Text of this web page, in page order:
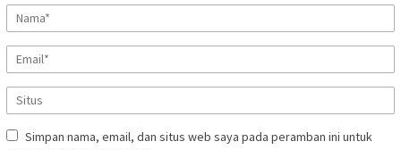
Simpan nama, email, dan situs web saya pada peramban ini untuk